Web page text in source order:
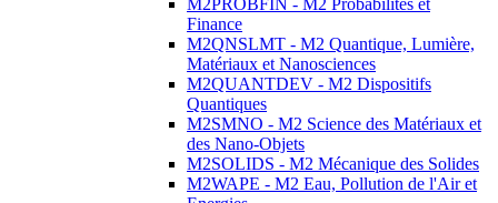
M2PROBFIN - M2 Probabilités et
Finance
M2QNSLMT - M2 Quantique, Lumière,
Matériaux et Nanosciences
M2QUANTDEV - M2 Dispositifs
Quantiques
M2SMNO - M2 Science des Matériaux et
des Nano-Objets
M2SOLIDS - M2 Mécanique des Solides
M2WAPE - M2 Eau, Pollution de l'Air et